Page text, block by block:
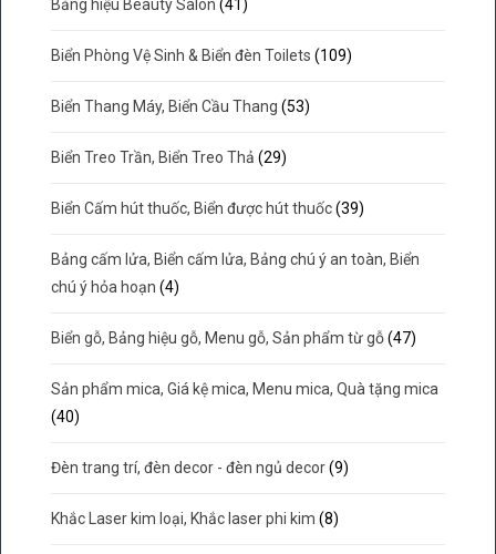
Bảng hiệu Beauty Salon (41)
Biển Phòng Vệ Sinh & Biển đèn Toilets (109)
Biển Thang Máy, Biển Cầu Thang (53)
Biển Treo Trần, Biển Treo Thả (29)
Biển Cấm hút thuốc, Biển được hút thuốc (39)
Bảng cấm lửa, Biển cấm lửa, Bảng chú ý an toàn, Biển
chú ý hỏa hoạn (4)
Biển gỗ, Bảng hiệu gỗ, Menu gỗ, Sản phẩm từ gỗ (47)
Sản phẩm mica, Giá kệ mica, Menu mica, Quà tặng mica
(40)
Đèn trang trí, đèn decor - đèn ngủ decor (9)
Khắc Laser kim loại, Khắc laser phi kim (8)